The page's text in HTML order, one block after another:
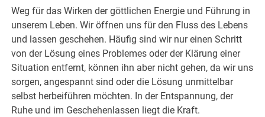
Weg für das Wirken der göttlichen Energie und Führung in
unserem Leben. Wir öffnen uns für den Fluss des Lebens
und lassen geschehen. Häufig sind wir nur einen Schritt
von der Lösung eines Problemes oder der Klärung einer
Situation entfernt, können ihn aber nicht gehen, da wir uns
sorgen, angespannt sind oder die Lösung unmittelbar
selbst herbeiführen möchten. In der Entspannung, der
Ruhe und im Geschehenlassen liegt die Kraft.